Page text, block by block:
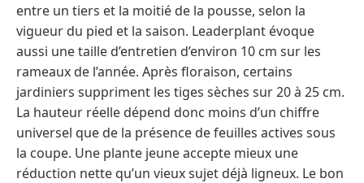
entre un tiers et la moitié de la pousse, selon la
vigueur du pied et la saison. Leaderplant évoque
aussi une taille d’entretien d’environ 10 cm sur les
rameaux de l’année. Après floraison, certains
jardiniers suppriment les tiges sèches sur 20 à 25 cm.
La hauteur réelle dépend donc moins d’un chiffre
universel que de la présence de feuilles actives sous
la coupe. Une plante jeune accepte mieux une
réduction nette qu’un vieux sujet déjà ligneux. Le bon